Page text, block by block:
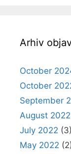
Arhiv
October
October
September
August 2022
July 2022 (3)
May 2022